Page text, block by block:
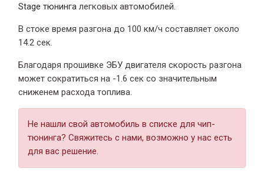
Stage тюнинга легковых автомобилей.
В стоке время разгонадо 100 км/ч составляет около
14.2 сек.
Благодаря прошивке ЭБУ двигателя скорость разгона
может сократиться на -1.6 сек со значительным
сниженем расхода топлива.
Не нашли свой автомобиль в списке для чип-
тюнинга? Свяжитесь с нами, возможно у нас есть
для вас решение.